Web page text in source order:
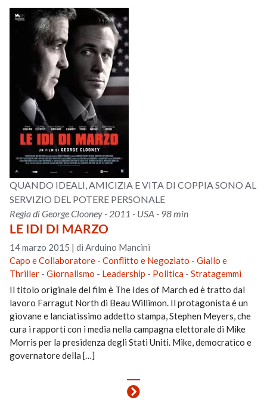
QUANDO IDEALI, AMICIZIA E VITA DI COPPIA SONO AL
SERVIZIO DEL POTERE PERSONALE
Regia di George Clooney - 2011 - USA - 98 min
LE IDI DI MARZO
14 marzo 2015 |di Arduino Mancini
Capo e Collaboratore -Conflitto e Negoziato -Giallo e
Thriller -Giornalismo - Leadership - Politica -Stratagemmi
Il titolo originale del film è The Ides of March ed è tratto dal
lavoro Farragut North di Beau Willimon. Il protagonista è un
giovane e lanciatissimo addetto stampa, Stephen Meyers, che
cura i rapporti con i media nella campagna elettorale di Mike
Morris per la presidenza degli Stati Uniti. Mike, democratico e
governatore della […]